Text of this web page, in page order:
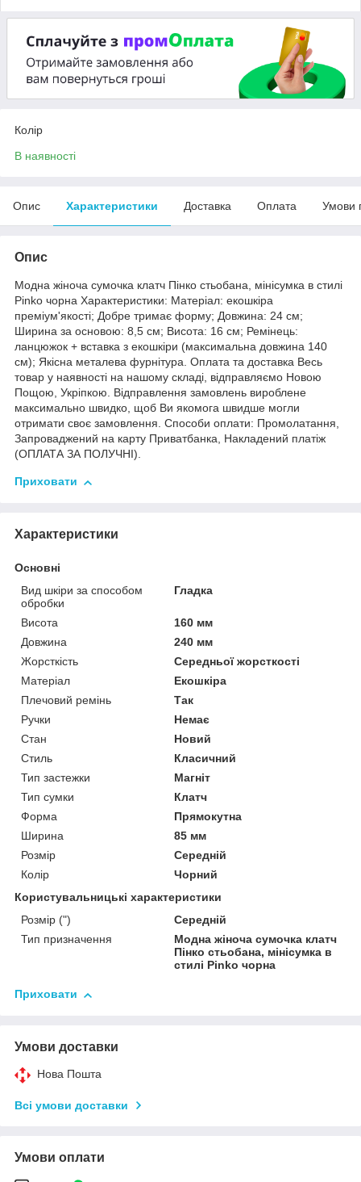
Колір
В наявності
Опис Характеристики Доставка Оплата Умови
Опис
Модна жіноча сумочка клатч Пінко стьобана, мінісумка в стилі
Pinko чорна Характеристики: Матеріал: екошкіра
преміум'якості; Добре тримає форму; Довжина: 24 см;
Ширина за основою: 8,5 см; Висота: 16 см; Ремінець:
ланцюжок + вставка з екошкіри (максимальна довжина 140
см); Якісна металева фурнітура. Оплата та доставка Весь
товар у наявності на нашому складі, відправляємо Новою
Пощою, Укріпкою. Відправлення замовлень вироблене
максимально швидко, щоб Ви якомога швидше могли
отримати своє замовлення. Способи оплати: Промолатання,
Запроваджений на карту Приватбанка, Накладений платіж
(ОПЛАТА ЗА ПОЛУЧНІ).
Приховати
Характеристики
Основні
Вид шкіри за способом
обробки
Гладка
Висота
160 мм
Довжина
240 мм
Жорсткість
Середньої жорсткості
Матеріал
Екошкіра
Плечовий ремінь
Так
Ручки
Немає
Стан
Новий
Стиль
Класичний
Тип застежки
Магніт
Тип сумки
Клатч
Форма
Прямокутна
Ширина
85 мм
Розмір
Середній
Колір
Чорний
Користувальницькі характеристики
Розмір (")
Середній
Тип призначення
Модна жіноча сумочка клатч
Пінко стьобана, мінісумка в
стилі Pinko чорна
Приховати
Умови доставки
Нова Пошта
Всі умови доставки
Умови оплати